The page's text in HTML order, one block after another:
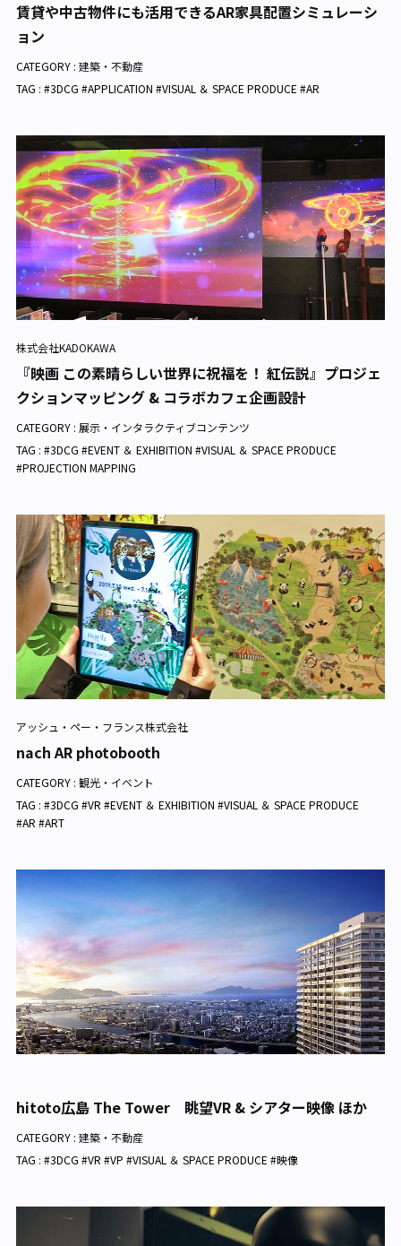
賃貸や中古物件にも活用できるAR家具配置シミュレーシ
ョン
CATEGORY : 建築・不動産
TAG : #3DCG #APPLICATION #VISUAL ＆ SPACE PRODUCE #AR
株式会社KADOKAWA
『映画 この素晴らしい世界に祝福を！ 紅伝説』プロジェ
クションマッピング & コラボカフェ企画設計
CATEGORY : 展示・インタラクティブコンテンツ
TAG : #3DCG #EVENT ＆ EXHIBITION #VISUAL ＆ SPACE PRODUCE
#PROJECTION MAPPING
アッシュ・ペー・フランス株式会社
nach AR photobooth
CATEGORY : 観光・イベント
TAG : #3DCG #VR #EVENT ＆ EXHIBITION #VISUAL ＆ SPACE PRODUCE
#AR #ART
hitoto広島 The Tower 眺望VR & シアター映像 ほか
CATEGORY : 建築・不動産
TAG : #3DCG #VR #VP #VISUAL ＆ SPACE PRODUCE #映像